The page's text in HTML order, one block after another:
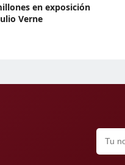
en exposición
Verne